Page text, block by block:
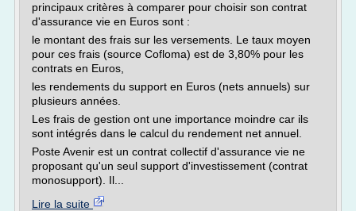
principaux critères à comparer pour choisir son contrat
d'assurance vie en Euros sont :
le montant des frais sur les versements. Le taux moyen
pour ces frais (source Cofloma) est de 3,80% pour les
contrats en Euros,
les rendements du support en Euros (nets annuels) sur
plusieurs années.
Les frais de gestion ont une importance moindre car ils
sont intégrés dans le calcul du rendement net annuel.
Poste Avenir est un contrat collectif d'assurance vie ne
proposant qu'un seul support d'investissement (contrat
monosupport). Il...
Lire la suite